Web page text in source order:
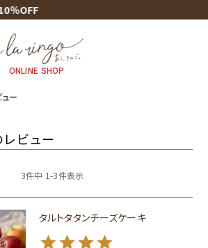
OFF
ONLINE SHOP
ー
ビュー
3件中 1-3件表示
タルトタタンチーズケーキ